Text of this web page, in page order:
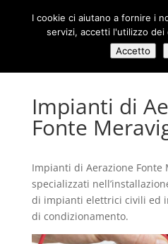
Impianti di
Fonte
Impianti di Aerazione Fonte
specializzati
di impianti elettrici civili ed
di condizionamento.
I cookie ci aiutano a fornire i
servizi, accetti l'utilizzo dei
Accetto